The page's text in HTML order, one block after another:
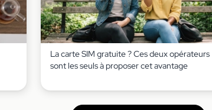
La carte SIM gratuite ? Ces deux opérateurs
sont les seuls à proposer cet avantage